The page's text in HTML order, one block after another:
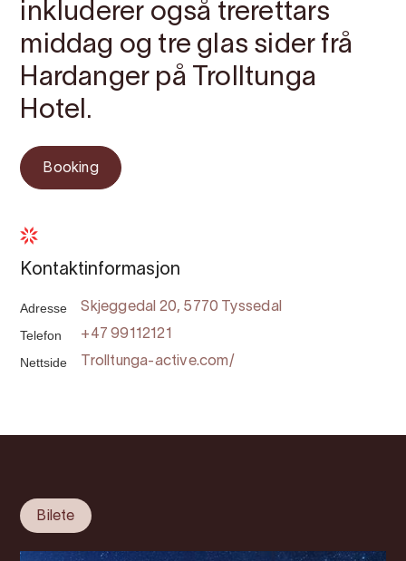
inkluderer også trerettars
middag og tre glas sider frå
Hardanger på Trolltunga
Hotel.
Booking
Kontaktinformasjon
Adresse Skjeggedal 20, 5770 Tyssedal
Telefon +47 99112121
Nettside Trolltunga-active.com/
Bilete